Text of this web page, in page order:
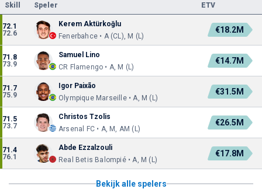
Skill Speler ETV
72.1
72.6
Kerem Aktürkoğlu
Fenerbahce • A (CL), M (L)
€18.2M
71.8
73.9
Samuel Lino
CR Flamengo • A, M (L)
€14.7M
71.7
75.9
Igor Paixão
Olympique Marseille • A, M (L)
€31.5M
71.5
73.7
Christos Tzolis
Arsenal FC • A, M, AM (L)
€26.5M
71.4
76.1
Abde Ezzalzouli
Real Betis Balompié • A, M (L)
€17.8M
Bekijk alle spelers